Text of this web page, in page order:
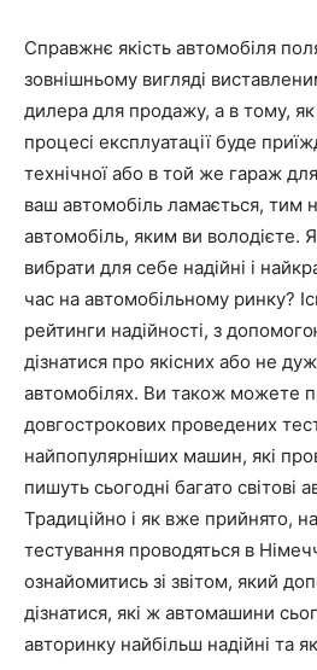
Справжнє якість автомобіля
зовнішньому вигляді
дилера для продажу, а в тому,
процесі експлуатації буде
технічної або в той же гараж
ваш автомобіль ламається, тим
автомобіль, яким ви володієте.
вибрати для себе надійні і
час на автомобільному ринку?
рейтинги надійності, з
дізнатися про якісних або не
автомобілях. Ви також можете
довгострокових проведених
найпопулярніших машин, які
пишуть сьогодні багато світові
Традиційно і як вже прийнято,
тестування проводяться в
ознайомитись зі звітом, який
дізнатися, які ж автомашини
авторинку найбільш надійні та